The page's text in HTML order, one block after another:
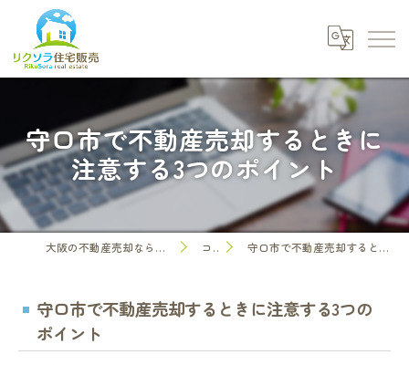
守口市で不動産売却するときに
注意する3つのポイント
大阪の不動産売却なら株式会社リクソラ住宅販売 コラム 守口市で不動産売却するときに注意する3つのポイント
守口市で不動産売却するときに注意する3つの
ポイント